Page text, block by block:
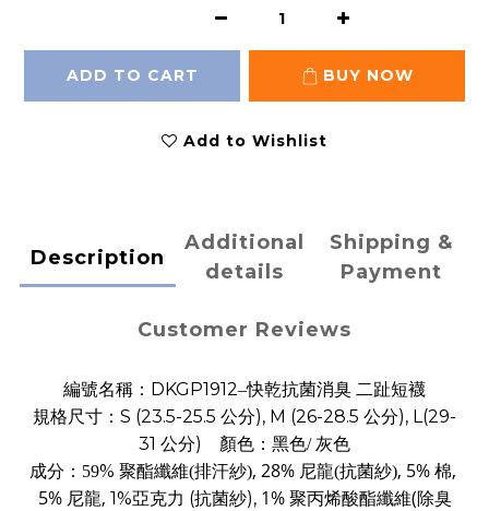
ADD TO CART BUY NOW
Add to Wishlist
Description
Additional
details
Shipping &
Payment
Customer Reviews
編號名稱： DKGP1912–快乾抗菌消臭 二趾短襪
規格尺寸： S (23.5-25.5 公分), M (26-28.5 公分), L(29-
31 公分)
顏色：黑色/ 灰色
成分： 59% 聚酯纖維(排汗紗), 28% 尼龍(抗菌紗), 5% 棉,
5% 尼龍, 1%亞克力 (抗菌紗),1% 聚丙烯酸酯纖維(除臭